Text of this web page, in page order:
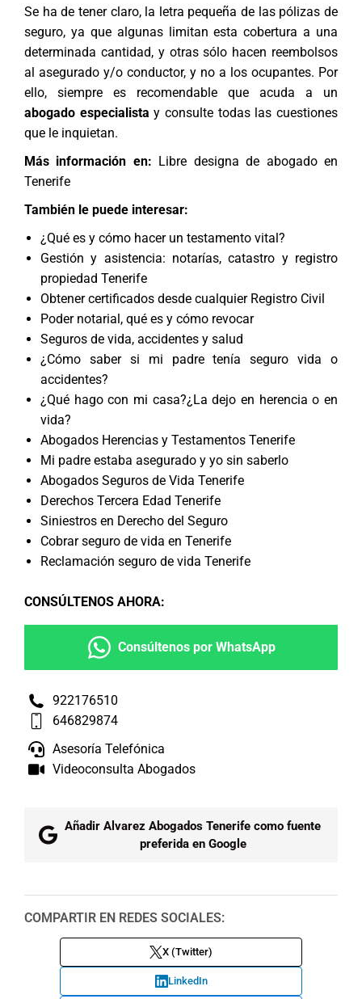
Se ha de tener claro, la letra pequeña de las pólizas de
seguro, ya que algunas limitan esta cobertura a una
determinada cantidad, y otras sólo hacen reembolsos
al asegurado y/o conductor, y no a los ocupantes. Por
ello, siempre es recomendable que acuda a un
abogado especialista y consulte todas las cuestiones
que le inquietan.
Más información en: Libre designa de abogado en
Tenerife
También le puede interesar:
¿Qué es y cómo hacer un testamento vital?
Gestión y asistencia: notarías, catastro y registro
propiedad Tenerife
Obtener certificados desde cualquier Registro Civil
Poder notarial, qué es y cómo revocar
Seguros de vida, accidentes y salud
¿Cómo saber si mi padre tenía seguro vida o
accidentes?
¿Qué hago con mi casa?¿La dejo en herencia o en
vida?
Abogados Herencias y Testamentos Tenerife
Mi padre estaba asegurado y yo sin saberlo
Abogados Seguros de Vida Tenerife
Derechos Tercera Edad Tenerife
Siniestros en Derecho del Seguro
Cobrar seguro de vida en Tenerife
Reclamación seguro de vida Tenerife
CONSÚLTENOS AHORA:
Consúltenos por WhatsApp
922176510
646829874
Asesoría Telefónica
Videoconsulta Abogados
Añadir Alvarez Abogados Tenerife como fuente
preferida en Google
COMPARTIR EN REDES SOCIALES:
X (Twitter)
LinkedIn